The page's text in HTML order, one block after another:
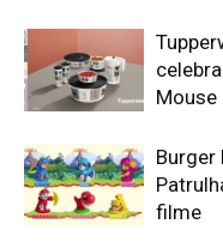
Burger
filme